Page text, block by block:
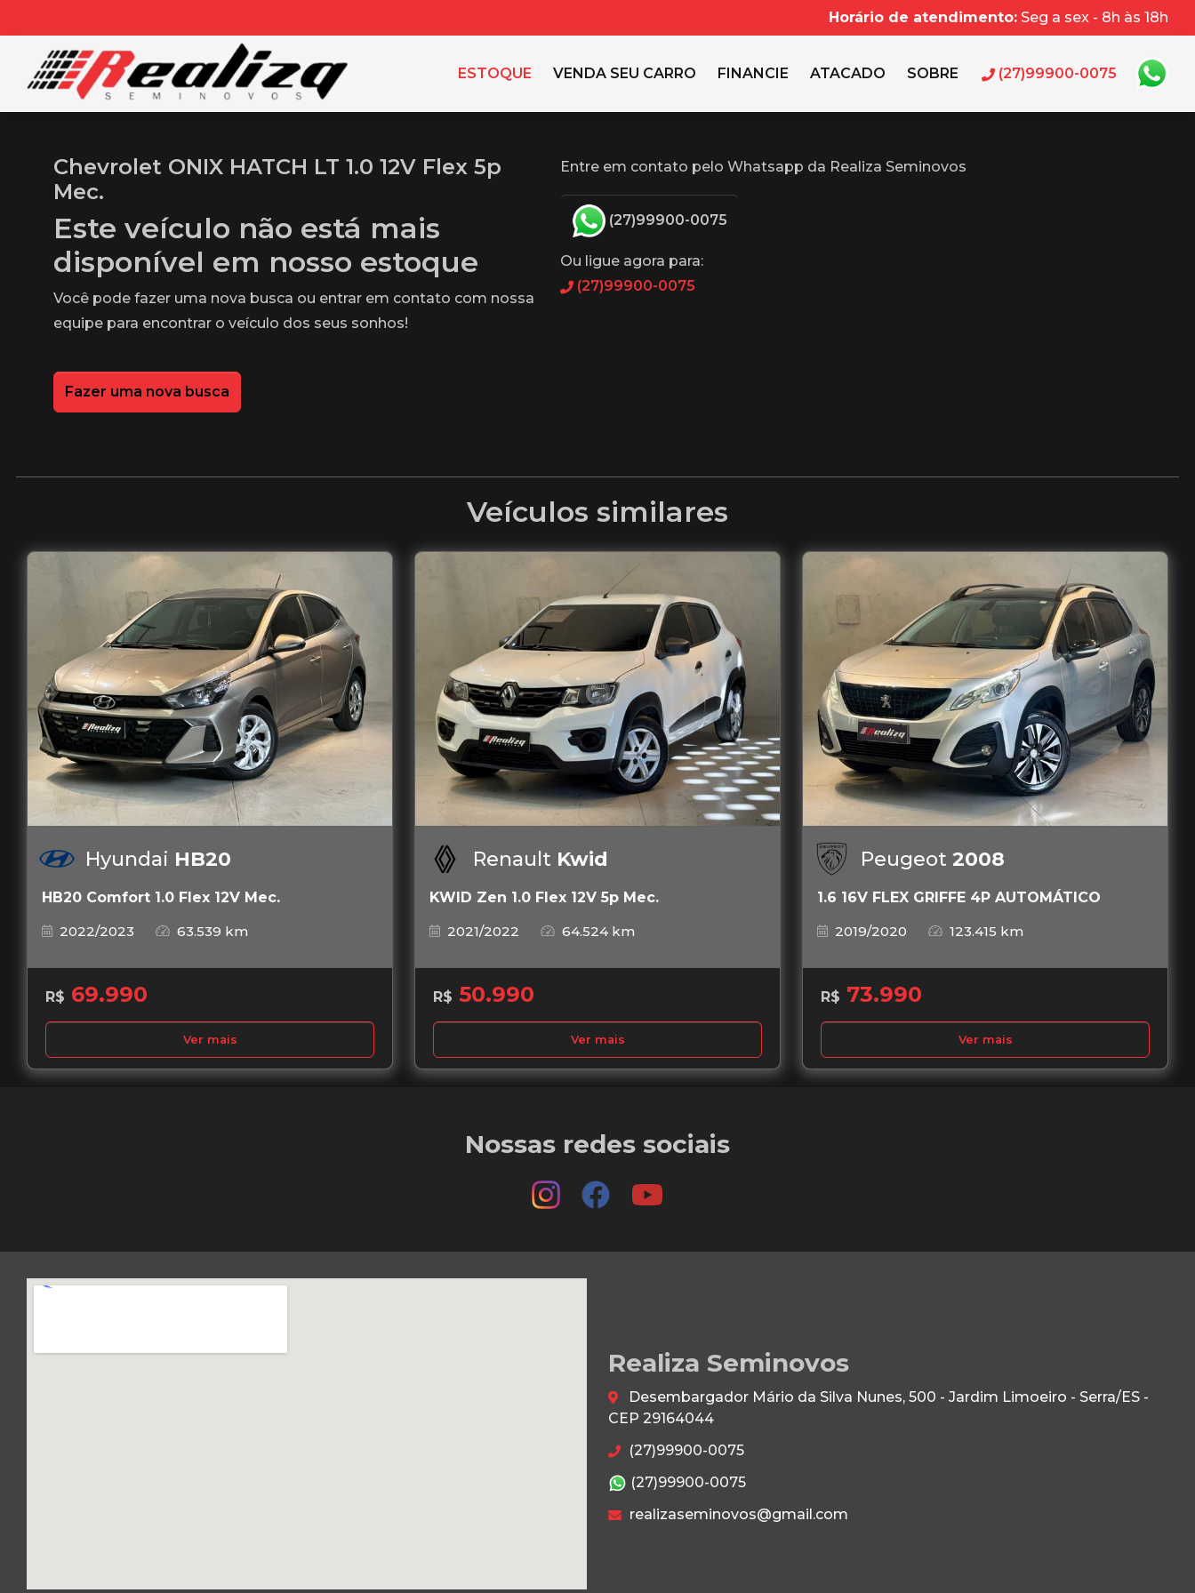
Horário de atendimento: Seg a sex - 8h às 18h
ESTOQUE VENDA SEU CARRO FINANCIE ATACADO SOBRE (27)99900-0075
Chevrolet ONIX HATCH LT 1.0 12V Flex 5p
Mec.
Este veículo não está mais
disponível em nosso estoque
Você pode fazer uma nova busca ou entrar em contato com nossa
equipe para encontrar o veículo dos seus sonhos!
Fazer uma nova busca
Entre em contato pelo Whatsapp da Realiza Seminovos
(27)99900-0075
Ou ligue agora para:
(27)99900-0075
Veículos similares
Hyundai HB20
HB20 Comfort 1.0 Flex 12V Mec.
2022/2023
63.539 km
R$ 69.990
Ver mais
Renault Kwid
KWID Zen 1.0 Flex 12V 5p Mec.
2021/2022
64.524 km
R$ 50.990
Ver mais
Peugeot 2008
1.6 16V FLEX GRIFFE 4P AUTOMÁTICO
2019/2020
123.415 km
R$ 73.990
Ver mais
Nossas redes sociais
Realiza Seminovos
Desembargador Mário da Silva Nunes, 500 - Jardim Limoeiro - Serra/ES -
CEP 29164044
(27)99900-0075
(27)99900-0075
realizaseminovos@gmail.com